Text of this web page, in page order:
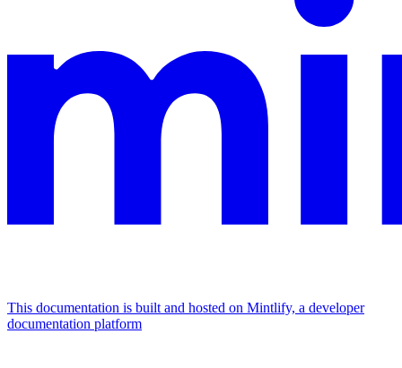
This documentation is built and hosted on Mintlify, a developer
documentation platform